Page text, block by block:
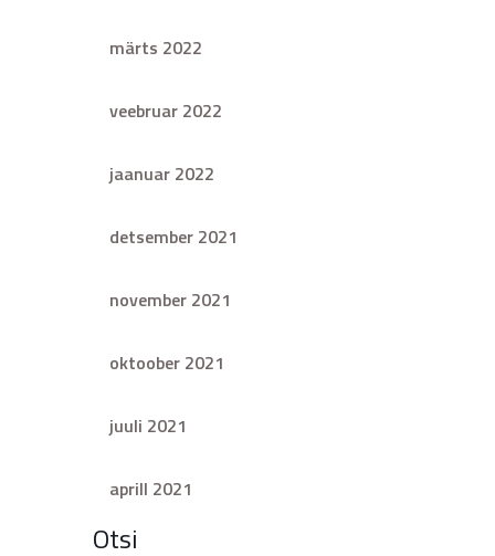
märts 2022
veebruar 2022
jaanuar 2022
detsember 2021
november 2021
oktoober 2021
juuli 2021
aprill 2021
Otsi